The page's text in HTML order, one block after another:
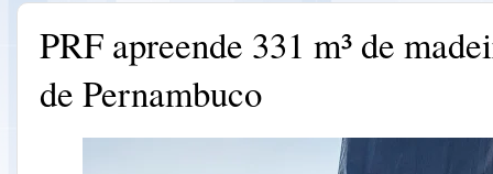
PRF apreende 331 m³ de
de Pernambuco